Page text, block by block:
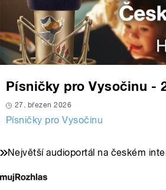
Písničky pro Vysočinu -
27. březen 2026
Písničky pro Vysočinu
Největší audioportál na českém